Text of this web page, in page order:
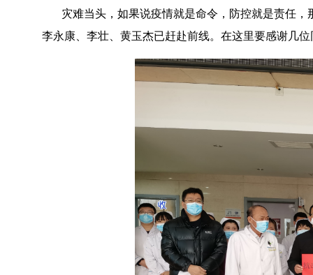
灾难当头，如果说疫情就是命令，防控就是责任，
李永康、李壮、黄玉杰已赶赴前线。 在这里要感谢几